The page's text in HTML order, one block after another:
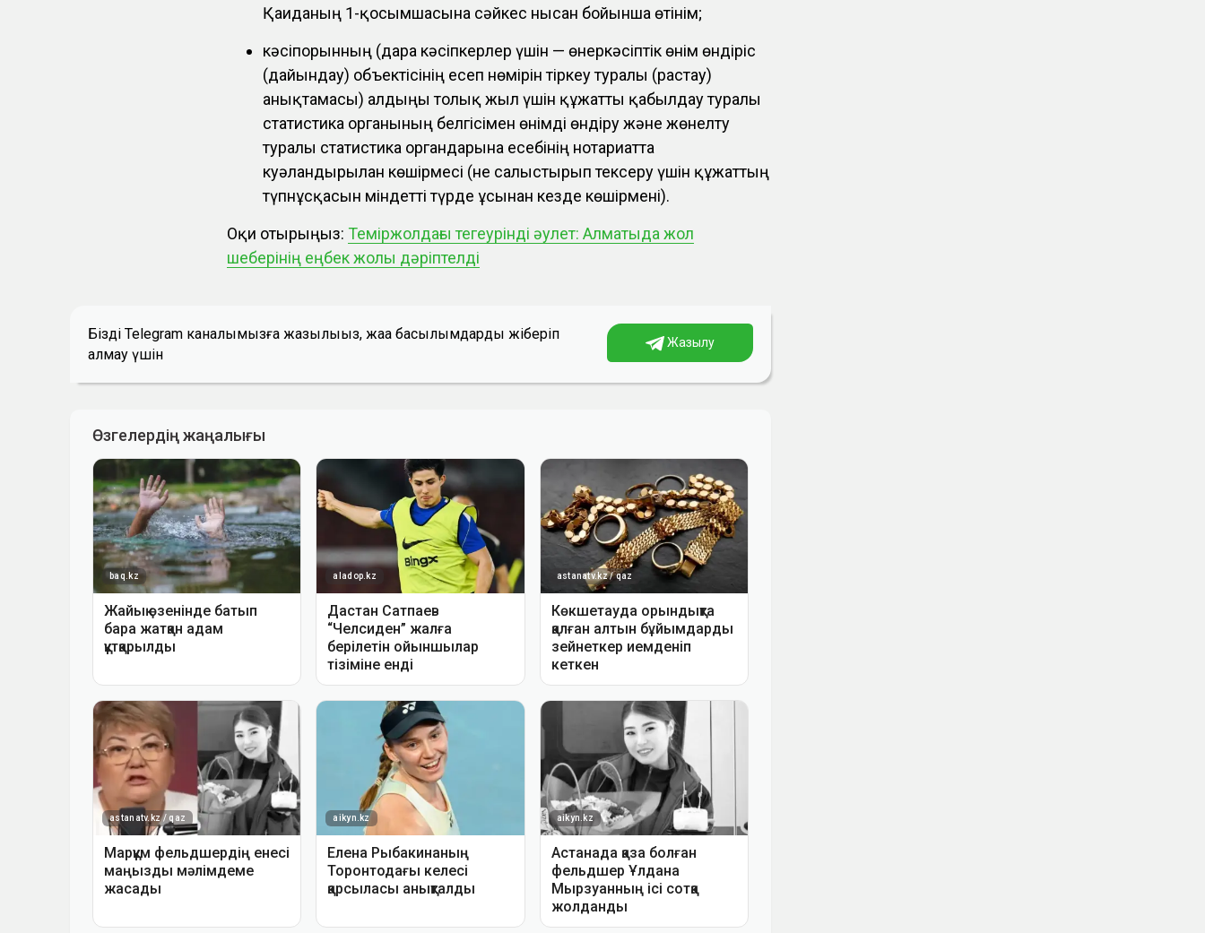
Қағиданың 1-қосымшасына сәйкес нысан бойынша өтінім;
кәсіпорынның (дара кәсіпкерлер үшін — өнеркәсіптік өнім өндіріс
(дайындау) объектісінің есеп нөмірін тіркеу туралы (растау)
анықтамасы) алдыңғы толық жыл үшін құжатты қабылдау туралы
статистика органының белгісімен өнімді өндіру және жөнелту
туралы статистика органдарына есебінің нотариатта
куәландырылған көшірмесі (не салыстырып тексеру үшін құжаттың
түпнұсқасын міндетті түрде ұсынған кезде көшірмені).
Оқи отырыңыз: Теміржолдағы тегеурінді әулет: Алматыда жол
шеберінің еңбек жолы дәріптелді
Біздің Telegram каналымызға жазылыңыз, жаңа басылымдарды жіберіп
алмау үшін
Жазылу